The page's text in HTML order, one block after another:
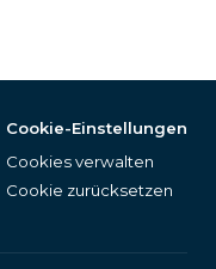
Cookie-Einstellungen
Cookies verwalten
Cookie zurücksetzen